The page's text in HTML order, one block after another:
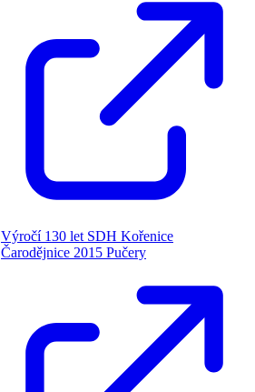
Výročí 130 let SDH Kořenice
Čarodějnice 2015 Pučery